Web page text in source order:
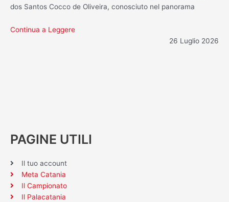
dos Santos Cocco de Oliveira, conosciuto nel panorama
Continua a Leggere
26 Luglio 2026
PAGINE UTILI
Il tuo account
Meta Catania
Il Campionato
Il Palacatania